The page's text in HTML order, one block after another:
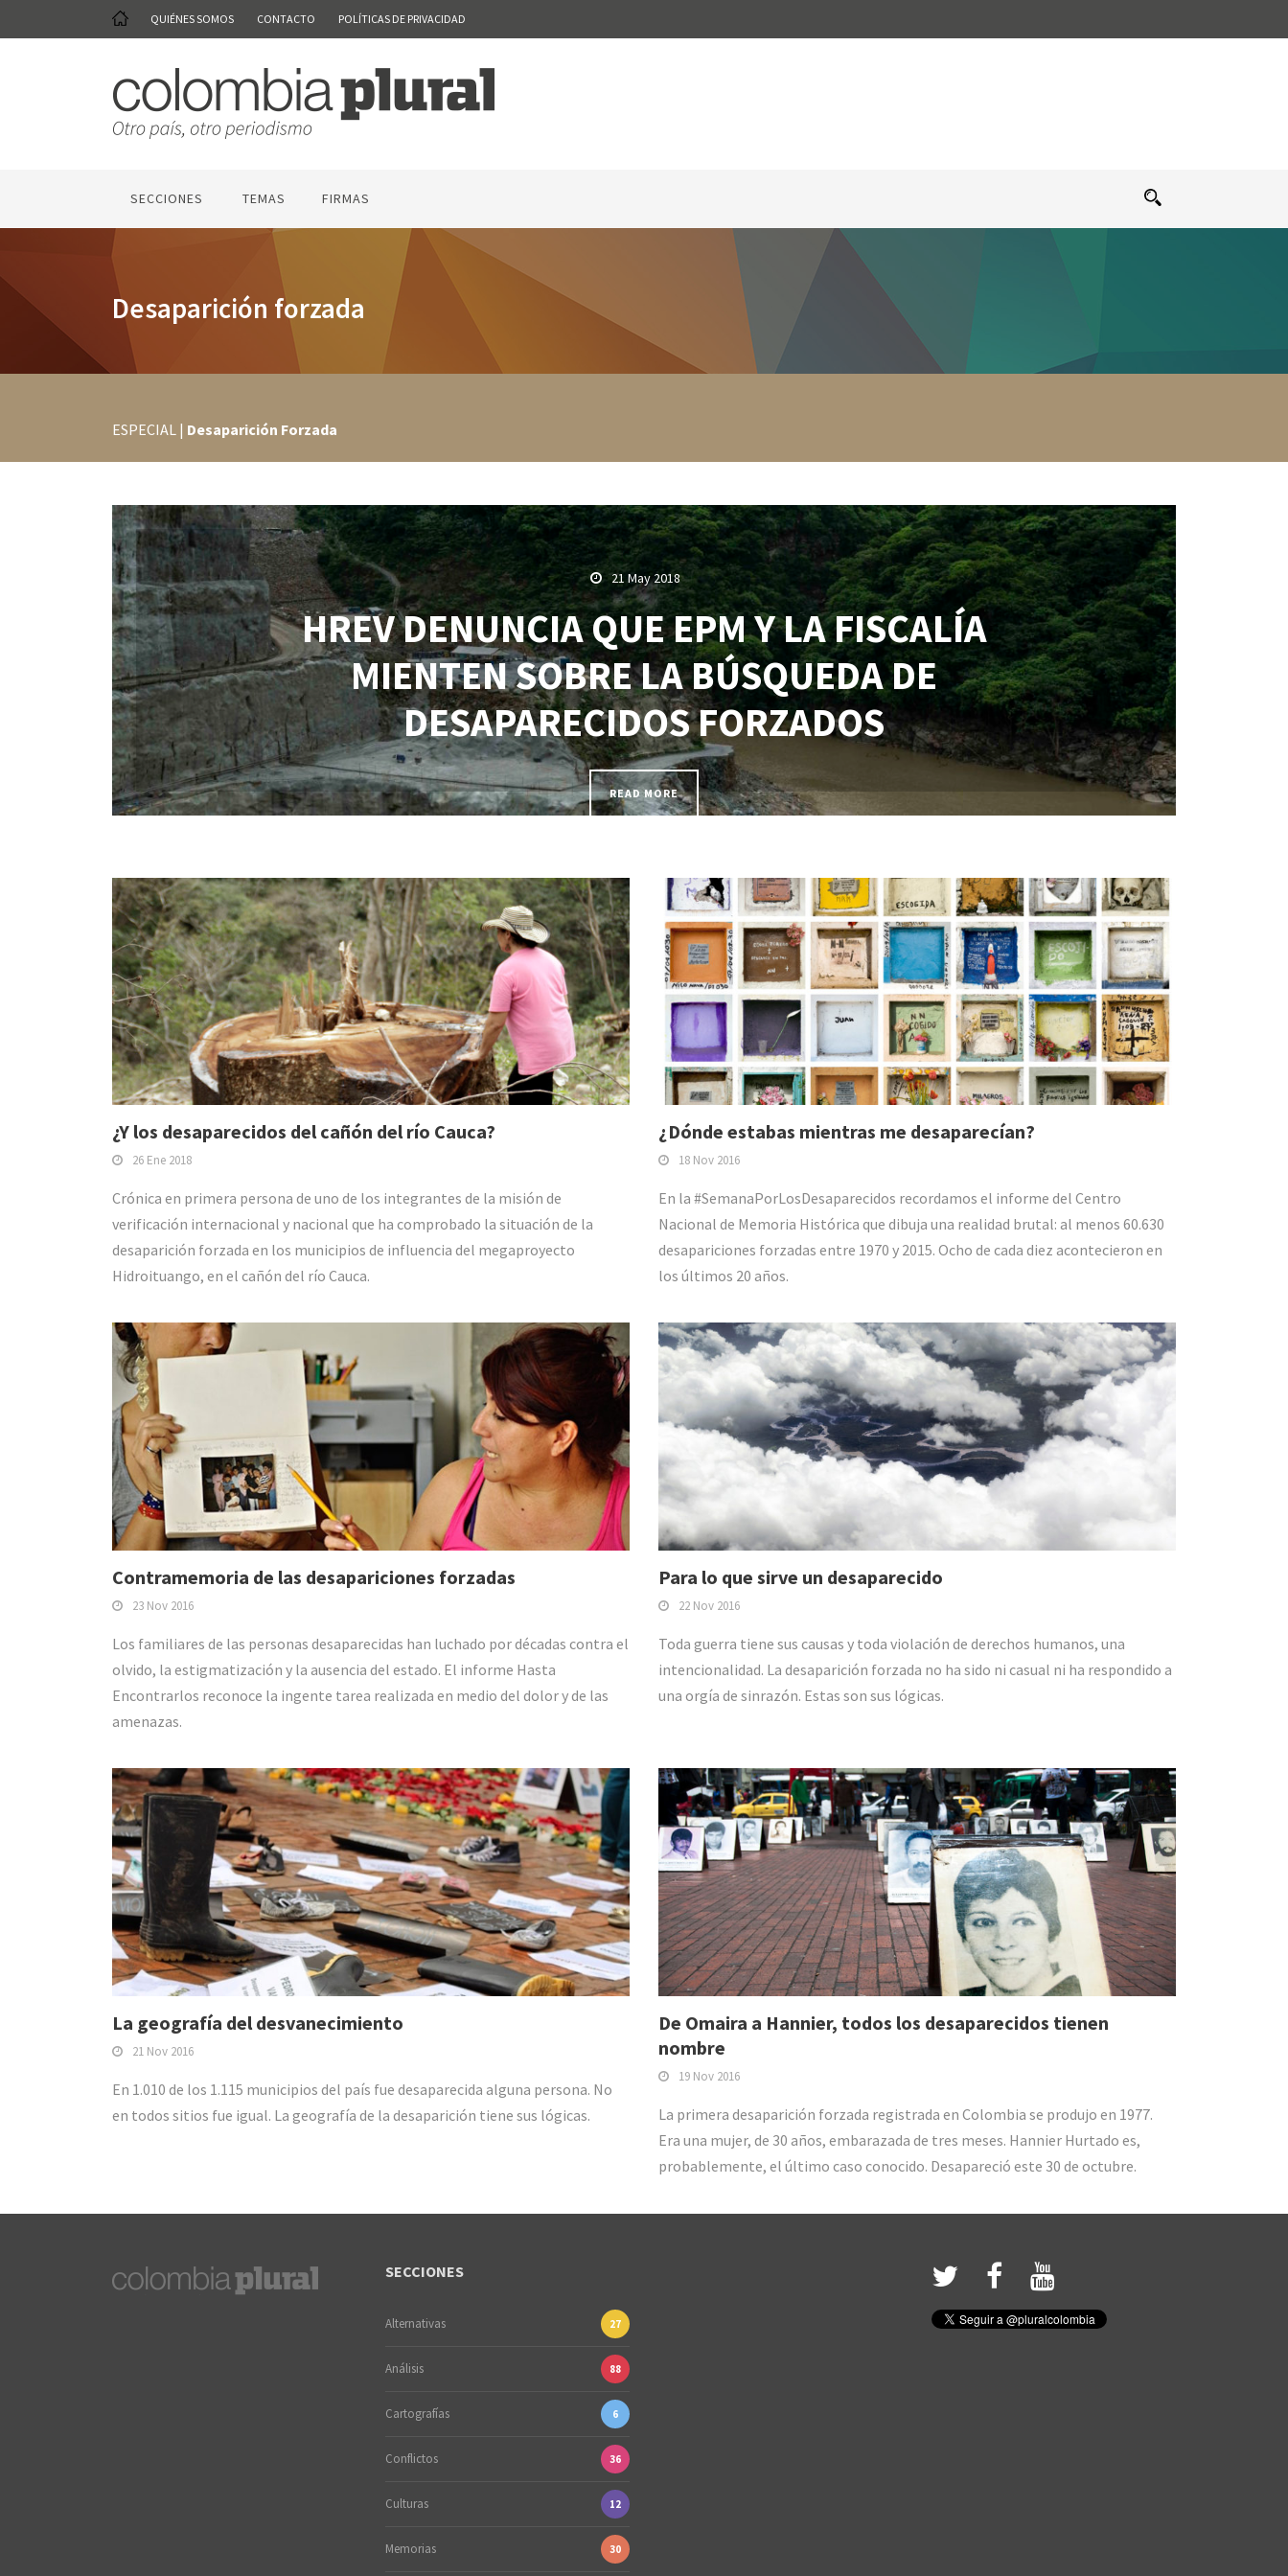
QUIÉNES SOMOS CONTACTO POLÍTICAS DE PRIVACIDAD
SECCIONES TEMAS FIRMAS
Desaparición forzada
ESPECIAL | Desaparición Forzada
21 May 2018
HREV DENUNCIA QUE EPM Y LA FISCALÍA
MIENTEN SOBRE LA BÚSQUEDA DE
DESAPARECIDOS FORZADOS
READ MORE
¿Y los desaparecidos del cañón del río Cauca?
26 Ene 2018
Crónica en primera persona de uno de los integrantes de la misión de
verificación internacional y nacional que ha comprobado la situación de la
desaparición forzada en los municipios de influencia del megaproyecto
Hidroituango, en el cañón del río Cauca.
¿Dónde estabas mientras me desaparecían?
18 Nov 2016
En la #SemanaPorLosDesaparecidos recordamos el informe del Centro
Nacional de Memoria Histórica que dibuja una realidad brutal: al menos 60.630
desapariciones forzadas entre 1970 y 2015. Ocho de cada diez acontecieron en
los últimos 20 años.
Contramemoria de las desapariciones forzadas
23 Nov 2016
Los familiares de las personas desaparecidas han luchado por décadas contra el
olvido, la estigmatización y la ausencia del estado. El informe Hasta
Encontrarlos reconoce la ingente tarea realizada en medio del dolor y de las
amenazas.
Para lo que sirve un desaparecido
22 Nov 2016
Toda guerra tiene sus causas y toda violación de derechos humanos, una
intencionalidad. La desaparición forzada no ha sido ni casual ni ha respondido a
una orgía de sinrazón. Estas son sus lógicas.
La geografía del desvanecimiento
21 Nov 2016
En 1.010 de los 1.115 municipios del país fue desaparecida alguna persona. No
en todos sitios fue igual. La geografía de la desaparición tiene sus lógicas.
De Omaira a Hannier, todos los desaparecidos tienen
nombre
19 Nov 2016
La primera desaparición forzada registrada en Colombia se produjo en 1977.
Era una mujer, de 30 años, embarazada de tres meses. Hannier Hurtado es,
probablemente, el último caso conocido. Desapareció este 30 de octubre.
SECCIONES
Alternativas 27
Análisis 88
Cartografías 6
Conflictos 36
Culturas 12
Memorias 30